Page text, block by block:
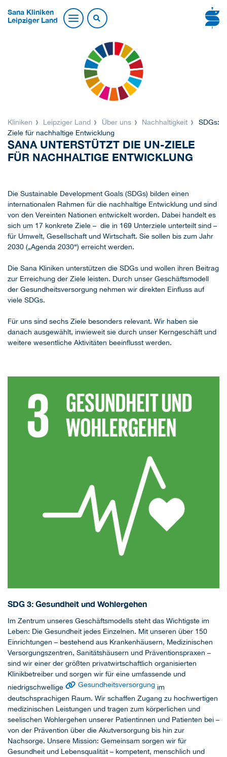
Sana Kliniken
Leipziger Land
Kliniken Leipziger Land Über uns Nachhaltigkeit
SDGs:
Ziele für nachhaltige Entwicklung
SANA UNTERSTÜTZT DIE UN-ZIELE
FÜR NACHHALTIGE ENTWICKLUNG
Die Sustainable Development Goals (SDGs) bilden einen
internationalen Rahmen für die nachhaltige Entwicklung und sind
von den Vereinten Nationen entwickelt worden. Dabei handelt es
sich um 17 konkrete Ziele – die in 169 Unterziele unterteilt sind –
für Umwelt, Gesellschaft und Wirtschaft. Sie sollen bis zum Jahr
2030 („Agenda 2030“) erreicht werden.
Die Sana Kliniken unterstützen die SDGs und wollen ihren Beitrag
zur Erreichung der Ziele leisten. Durch unser Geschäftsmodell
der Gesundheitsversorgung nehmen wir direkten Einfluss auf
viele SDGs.
Für uns sind sechs Ziele besonders relevant. Wir haben sie
danach ausgewählt, inwieweit sie durch unser Kerngeschäft und
weitere wesentliche Aktivitäten beeinflusst werden.
SDG 3: Gesundheit und Wohlergehen
Im Zentrum unseres Geschäftsmodells steht das Wichtigste im
Leben: Die Gesundheit jedes Einzelnen. Mit unseren über 150
Einrichtungen – bestehend aus Krankenhäusern, Medizinischen
Versorgungszentren, Sanitätshäusern und Präventionspraxen –
sind wir einer der größten privatwirtschaftlich organisierten
Klinikbetreiber und sorgen wir für eine umfassende und
niedrigschwellige
Gesundheitsversorgung im
deutschsprachigen Raum. Wir schaffen Zugang zu hochwertigen
medizinischen Leistungen und tragen zum körperlichen und
seelischen Wohlergehen unserer Patientinnen und Patienten bei –
von der Prävention über die Akutversorgung bis hin zur
Nachsorge. Unsere Mission: Gemeinsam sorgen wir für
Gesundheit und Lebensqualität – kompetent, menschlich und